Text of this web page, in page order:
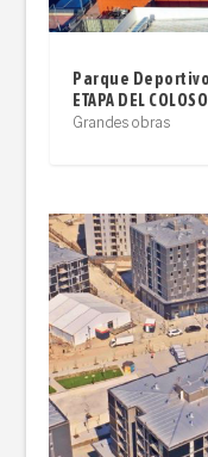
Parque
ETAPA DEL
Grandes obras